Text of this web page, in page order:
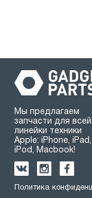
Мы предлагаем
запчасти для всей
линейки техники
Apple: iPhone, iPad,
iPod, Macbook!
Политика